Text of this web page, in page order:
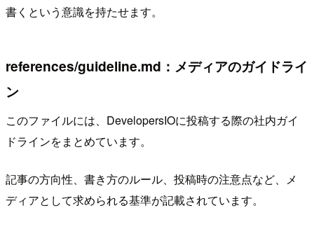
書くという意識を持たせます。
references/guideline.md：メディアのガイドライ
ン
このファイルには、DevelopersIOに投稿する際の社内ガイ
ドラインをまとめています。
記事の方向性、書き方のルール、投稿時の注意点など、メ
ディアとして求められる基準が記載されています。